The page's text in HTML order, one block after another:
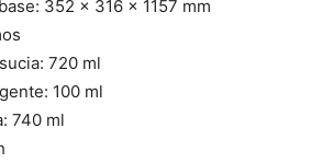
352 x 316 x 1157 mm
720 ml
100 ml
740 ml